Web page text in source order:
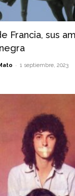
Francia, sus
- 1 septiembre, 2023